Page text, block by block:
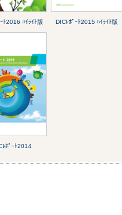
ﾄ2016 ﾊｲﾗｲﾄ版 DICﾚﾎﾟｰﾄ2015 ﾊｲﾗｲﾄ版
ﾚﾎﾟｰﾄ2014